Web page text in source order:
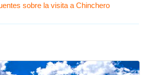
sobre la visita a Chinchero